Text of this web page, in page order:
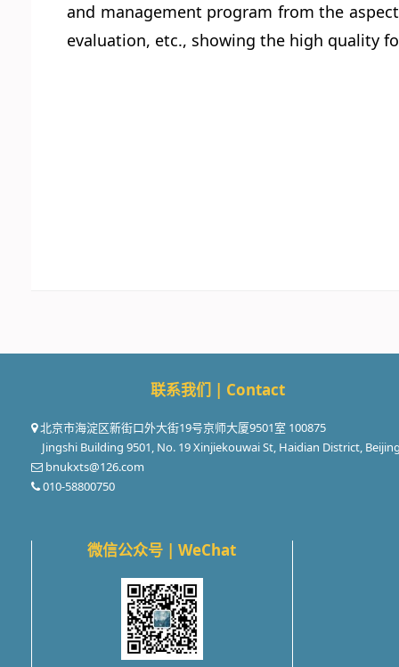
and management program from the
evaluation, etc., showing the high quality
联系我们 | Contact
北京市海淀区新街口外大街19号京师大厦9501室 100875
Jingshi Building 9501, No. 19 Xinjiekouwai St, Haidian District,
bnukxts@126.com
010-58800750
微信公众号 | WeChat